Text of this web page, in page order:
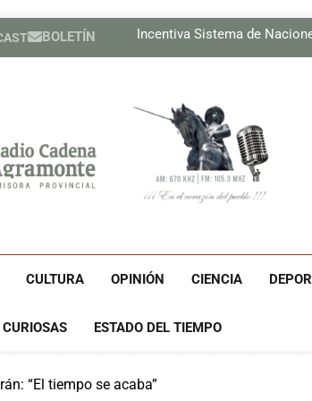
BOLETÍN
Incentiva Sistema de
Incentiva Sistema de
Tres cubanos ya
Cadena
CULTURA OPINIÓN CIENCIA
CURIOSAS ESTADO DEL TIEMPO
“El tiempo se acaba”